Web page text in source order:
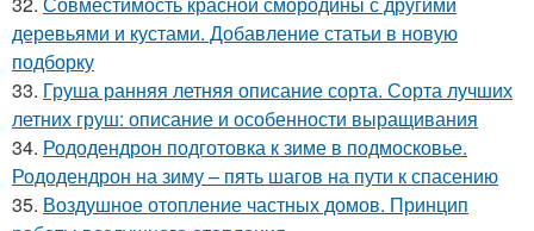
деревьями и кустами. Добавление статьи в новую
подборку
33. Груша ранняя летняя описание сорта. Сорта лучших
летних груш: описание и особенности выращивания
34. Рододендрон подготовка к зиме в подмосковье.
Рододендрон на зиму – пять шагов на пути к спасению
35. Воздушное отопление частных домов. Принцип